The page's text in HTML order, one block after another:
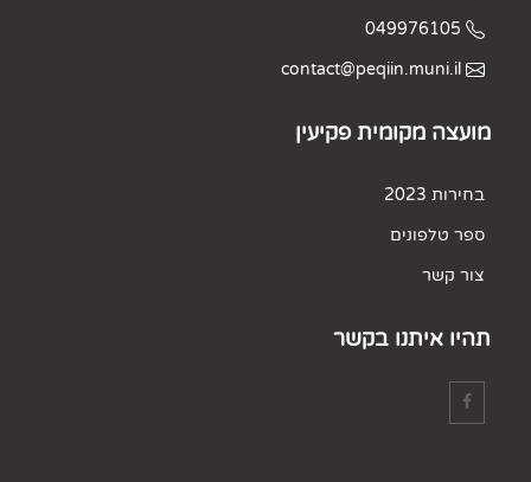
049976105
contact@peqiin.muni.il
מועצה מקומית פקיעין
בחירות 2023
ספר טלפונים
צור קשר
תהיו איתנו בקשר